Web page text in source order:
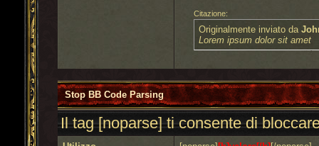
Citazione:
Originalmente inviato da
Lorem ipsum dolor sit amet
Stop BB Code Parsing
Il tag [noparse] ti consente di